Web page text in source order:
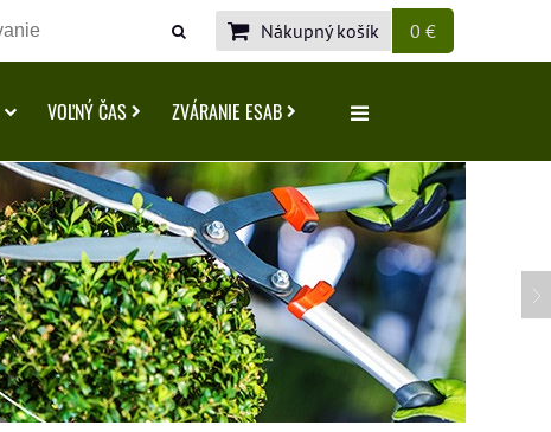
Nákupný košík 0 €
VOĽNÝ ČAS ZVÁRANIE ESAB